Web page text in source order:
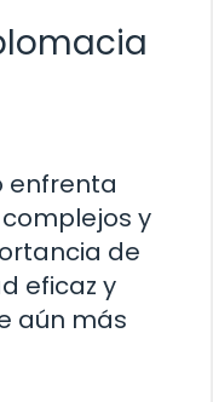
enfrenta
y
de
eficaz y
aún más